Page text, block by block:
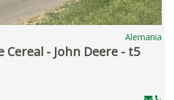
Alemania
Cereal - John Deere - t5